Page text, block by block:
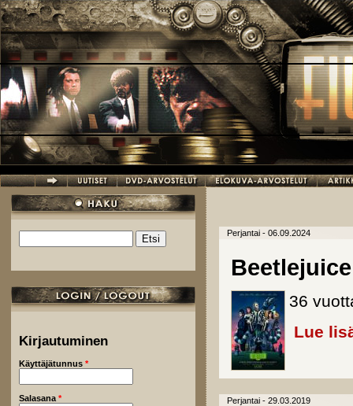
Hyppää pääsisältöön
Hakulomake
Kirjautuminen
Käyttäjätunnus *
Salasana *
Perjantai - 06.09.2024
36
Lue
Perjantai - 29.03.2019